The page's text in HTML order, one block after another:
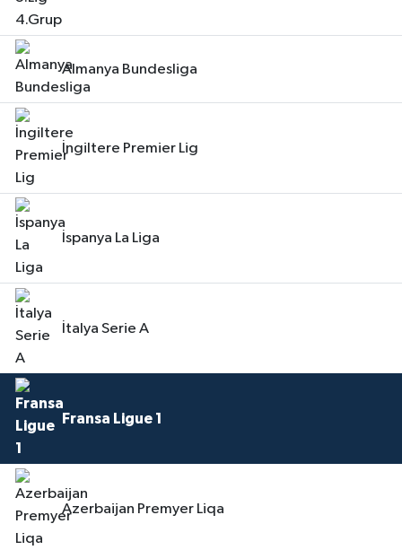
Almanya Bundesliga
İngiltere Premier Lig
İspanya La Liga
İtalya Serie A
Fransa Ligue 1
Azerbaijan Premyer Liqa